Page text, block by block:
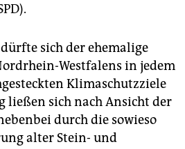
sich der ehemalige
Westfalens in jedem
Klimaschutzziele
ließen sich nach Ansicht der
durch die sowieso
alter Stein- und